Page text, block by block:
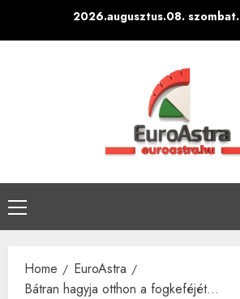
2026.augusztus.08. szombat.
Primary
Menu
Home
EuroAstra
Bátran hagyja otthon a fogkeféjét…